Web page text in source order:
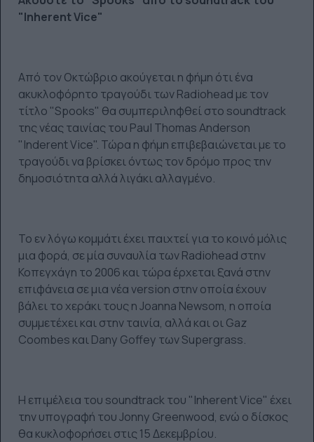
"Inherent Vice"
Από τον Οκτώβριο ακούγεται η φήμη ότι ένα
ακυκλοφόρητο τραγούδι των Radiohead με τον
τίτλο "Spooks" θα συμπεριληφθεί στο soundtrack
της νέας ταινίας του Paul Thomas Anderson
"Inderent Vice". Τώρα η φήμη επιβεβαιώνεται με το
τραγούδι να βρίσκει όντως τον δρόμο προς την
δημοσιότητα αλλά λιγάκι αλλαγμένο.
Το εν λόγω κομμάτι έχει παιχτεί για το κοινό μόλις
μια φορά, σε μία συναυλία των Radiohead στην
Κοπεγχάγη το 2006 και τώρα έρχεται ξανά στην
επιφάνεια σε μια νέα version στην οποία έχουν
βάλει το χεράκι τους η Joanna Newsom, η οποία
συμμετέχει και στην ταινία, αλλά και οι Gaz
Coombes και Dany Goffey των Supergrass.
Η επιμέλεια του soundtrack του "Inherent Vice" έχει
την υπογραφή του Jonny Greenwood, ενώ ο δίσκος
θα κυκλοφορήσει στις 15 Δεκεμβρίου.